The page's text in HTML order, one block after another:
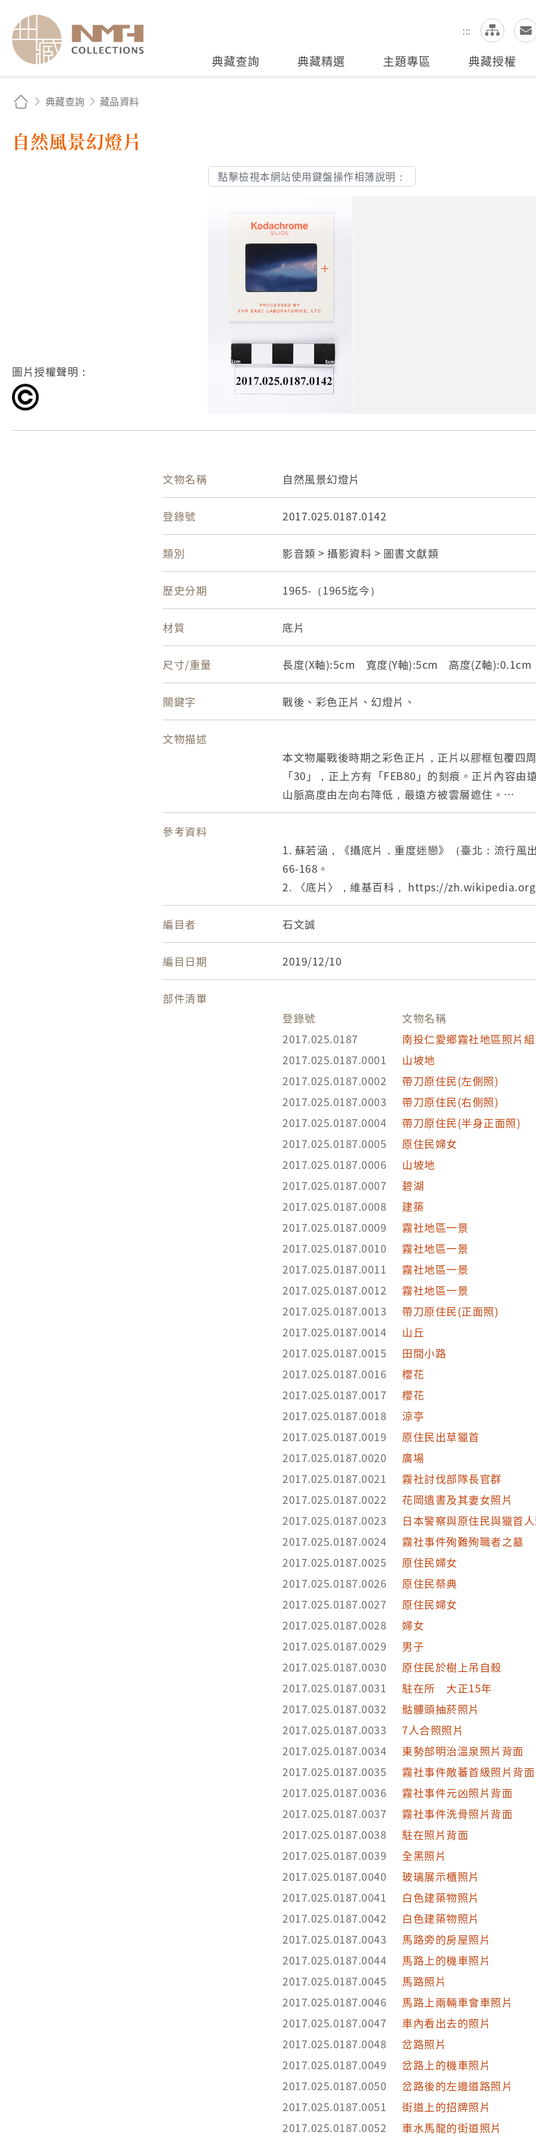
:::
全站搜尋
典藏查詢 典藏精選 主題專區 典藏授權
典藏查詢 藏品資料
自然風景幻燈片
點擊檢視本網站使用鍵盤操作相簿說明：
圖片授權聲明：
文物名稱 自然風景幻燈片
登錄號 2017.025.0187.0142
類別 影音類 > 攝影資料 > 圖書文獻類
歷史分期 1965-（1965迄今）
材質 底片
尺寸/重量 長度(X軸):5cm 寬度(Y軸):5cm 高度(Z軸
關鍵字 戰後、彩色正片、幻燈片、
文物描述
本文物屬戰後時期之彩色正片，正片以膠框包覆四
「30」，正上方有「FEB80」的刻痕。正片內容由
山脈高度由左向右降低，最遠方被雲層遮住。
底片可大致分成正片及負片兩種，其中又可分為黑
參考資料
1. 蘇若涵，《攝底片．重度迷戀》（臺北：流行風
66-168。
2. 〈底片〉，維基百科， https://
5%E7%89%87，2016/7/21。
3. 〈淺談底片(一)-底片的分類〉，Blogger，
hy.blogspot.tw/2013/04/blog-post_22.html，
編目者 石文誠
編目日期 2019/12/10
部件清單
登錄號
文物名稱
2017.025.0187
南投仁愛鄉霧社地區照片組
2017.025.0187.0001
山坡地
2017.025.0187.0002
帶刀原住民(左側照)
2017.025.0187.0003
帶刀原住民(右側照)
2017.025.0187.0004
帶刀原住民(半身正面照)
2017.025.0187.0005
原住民婦女
2017.025.0187.0006
山坡地
2017.025.0187.0007
碧湖
2017.025.0187.0008
建築
2017.025.0187.0009
霧社地區一景
2017.025.0187.0010
霧社地區一景
2017.025.0187.0011
霧社地區一景
2017.025.0187.0012
霧社地區一景
2017.025.0187.0013
帶刀原住民(正面照)
2017.025.0187.0014
山丘
2017.025.0187.0015
田間小路
2017.025.0187.0016
櫻花
2017.025.0187.0017
櫻花
2017.025.0187.0018
涼亭
2017.025.0187.0019
原住民出草獵首
2017.025.0187.0020
廣場
2017.025.0187.0021
霧社討伐部隊長官群
2017.025.0187.0022
花岡遺書及其妻女照片
2017.025.0187.0023
日本警察與原住民與獵首
2017.025.0187.0024
霧社事件殉難殉職者之墓
2017.025.0187.0025
原住民婦女
2017.025.0187.0026
原住民祭典
2017.025.0187.0027
原住民婦女
2017.025.0187.0028
婦女
2017.025.0187.0029
男子
2017.025.0187.0030
原住民於樹上吊自殺
2017.025.0187.0031
駐在所 大正15年
2017.025.0187.0032
骷髏頭抽菸照片
2017.025.0187.0033
7人合照照片
2017.025.0187.0034
東勢部明治溫泉照片背面
2017.025.0187.0035
霧社事件敵蕃首級照片背面
2017.025.0187.0036
霧社事件元凶照片背面
2017.025.0187.0037
霧社事件洗骨照片背面
2017.025.0187.0038
駐在照片背面
2017.025.0187.0039
全黑照片
2017.025.0187.0040
玻璃展示櫃照片
2017.025.0187.0041
白色建築物照片
2017.025.0187.0042
白色建築物照片
2017.025.0187.0043
馬路旁的房屋照片
2017.025.0187.0044
馬路上的機車照片
2017.025.0187.0045
馬路照片
2017.025.0187.0046
馬路上兩輛車會車照片
2017.025.0187.0047
車內看出去的照片
2017.025.0187.0048
岔路照片
2017.025.0187.0049
岔路上的機車照片
2017.025.0187.0050
岔路後的左邊道路照片
2017.025.0187.0051
街道上的招牌照片
2017.025.0187.0052
車水馬龍的街道照片